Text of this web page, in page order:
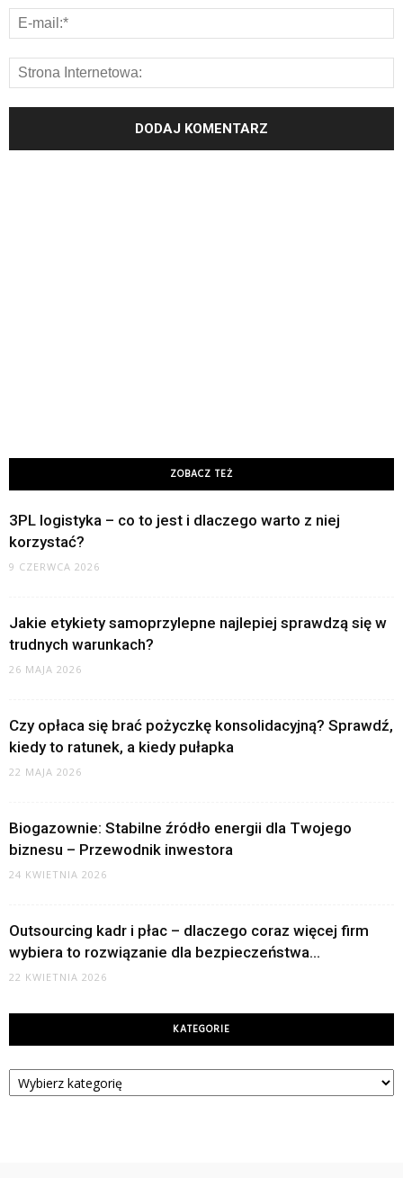
ZOBACZ TEŻ
3PL logistyka – co to jest i dlaczego warto z niej
korzystać?
9 CZERWCA 2026
Jakie etykiety samoprzylepne najlepiej sprawdzą się w
trudnych warunkach?
26 MAJA 2026
Czy opłaca się brać pożyczkę konsolidacyjną? Sprawdź,
kiedy to ratunek, a kiedy pułapka
22 MAJA 2026
Biogazownie: Stabilne źródło energii dla Twojego
biznesu – Przewodnik inwestora
24 KWIETNIA 2026
Outsourcing kadr i płac – dlaczego coraz więcej firm
wybiera to rozwiązanie dla bezpieczeństwa...
22 KWIETNIA 2026
KATEGORIE
Kategorie